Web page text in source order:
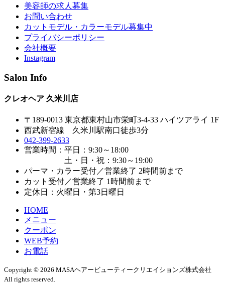
美容師の求人募集
お問い合わせ
カットモデル・カラーモデル募集中
プライバシーポリシー
会社概要
Instagram
Salon Info
クレオヘア 久米川店
〒189-0013 東京都東村山市栄町3-4-33 ハイツアライ 1F
西武新宿線 久米川駅南口徒歩3分
042-399-2633
営業時間：平日：9:30～18:00
土・日・祝：9:30～19:00
パーマ・カラー受付／営業終了 2時間前まで
カット受付／営業終了 1時間前まで
定休日：火曜日・第3日曜日
HOME
メニュー
クーポン
WEB予約
お電話
Copyright © 2026 MASAヘアービューティークリエイションズ株式会社
All rights reserved.